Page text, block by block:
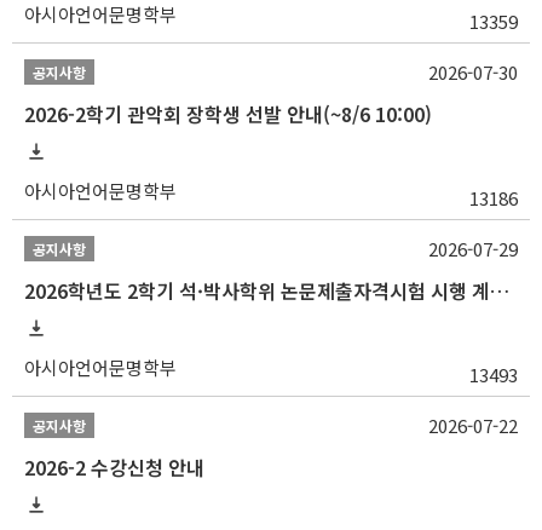
아시아언어문명학부 13359
공지사항
2026-2학기 관악회 장학생 선발 안내(~8/6 10:00)
아시아언어문명학부 13186
2026-07-30
공지사항
2026학년도 2학기 석·박사학위 논문제출자격시험 시행 계획 공고
아시아언어문명학부 13493
2026-07-29
공지사항
2026-2 수강신청 안내
2026-07-22